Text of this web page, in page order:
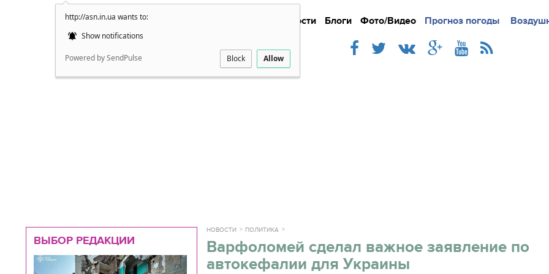
http://asn.in.ua wants to:
Show notifications
Powered by SendPulse Block Allow
Новости Блоги Фото/Видео Прогноз погоды
Подробно Новости
ВЫБОР РЕДАКЦИИ
НОВОСТИ ПОЛИТИКА
Варфоломей сделал важное заявление по
автокефалии для Украины